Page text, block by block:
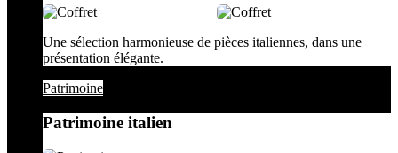
Une sélection harmonieuse de pièces italiennes, dans une
présentation élégante.
Patrimoine
Patrimoine italien